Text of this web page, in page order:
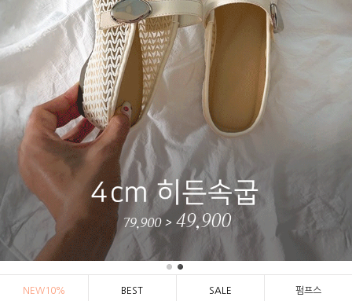
NEW10% BEST SALE 펌프스